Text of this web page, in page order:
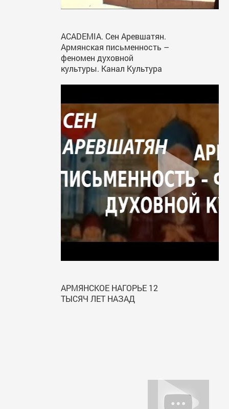
ACADEMIA. Сен Аревшатян.
Армянская письменность –
феномен духовной
культуры. Канал Культура
АРМЯНСКОЕ НАГОРЬЕ 12
ТЫСЯЧ ЛЕТ НАЗАД